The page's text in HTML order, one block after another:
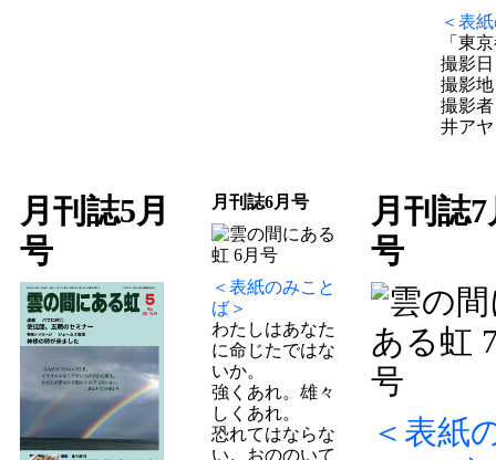
＜表
「東
撮影
撮影
撮影
井アヤ
月刊誌5月
号
月刊誌6月号
＜表紙のみこと
ば＞
わたしはあなた
に命じたではな
いか。
強くあれ。雄々
しくあれ。
恐れてはならな
い。おののいて
月刊誌7
号
＜表紙